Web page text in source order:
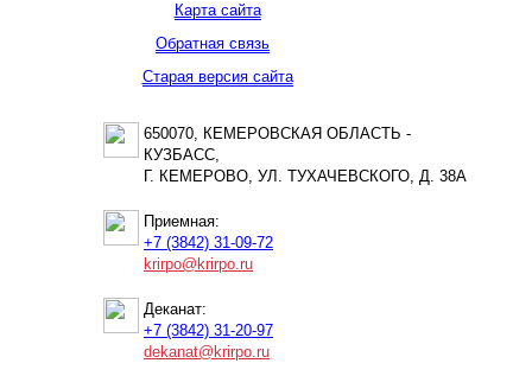
Карта сайта
Обратная связь
Старая версия сайта
650070, КЕМЕРОВСКАЯ ОБЛАСТЬ -
КУЗБАСС,
Г. КЕМЕРОВО, УЛ. ТУХАЧЕВСКОГО, Д. 38А
Приемная:
+7 (3842) 31-09-72
krirpo@krirpo.ru
Деканат:
+7 (3842) 31-20-97
dekanat@krirpo.ru